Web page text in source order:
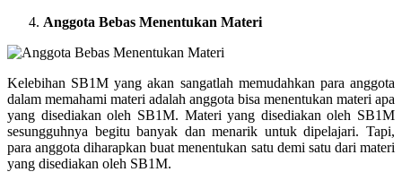
Anggota Bebas Menentukan Materi
Kelebihan SB1M yang akan sangatlah memudahkan para anggota
dalam memahami materi adalah anggota bisa menentukan materi apa
yang disediakan oleh SB1M. Materi yang disediakan oleh SB1M
sesungguhnya begitu banyak dan menarik untuk dipelajari. Tapi,
para anggota diharapkan buat menentukan satu demi satu dari materi
yang disediakan oleh SB1M.